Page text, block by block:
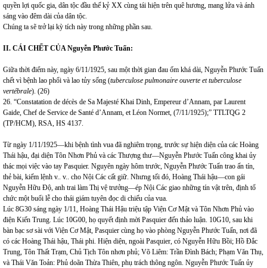
quyền lợi quốc gia, dân tộc đầu thế kỷ XX cùng tái hiện trên quê hương, mang lửa và ánh
sáng vào đêm dài của dân tộc.
Chúng ta sẽ trở lại kỳ tích này trong những phần sau.
II. CÁI CHẾT CỦA Nguyễn Phước Tuấn:
Giữa thời điểm này, ngày 6/11/1925, sau một thời gian đau ốm khá dài, Nguyễn Phước Tuấn
chết vì bệnh lao phổi và lao tủy sống (tuberculose pulmonaire ouverte et tuberculose
vertébrale). (26)
26. “Constatation de décès de Sa Majesté Khai Dinh, Empereur d’Annam, par Laurent
Gaide, Chef de Service de Santé d’Annam, et Léon Normet, (7/11/1925);” TTLTQG 2
(TP/HCM), RSA, HS 4137.
Từ ngày 1/11/1925—khi bệnh tình vua đã nghiêm trọng, trước sự hiện diện của các Hoàng
Thái hậu, đại diện Tôn Nhơn Phủ và các Thượng thư—Nguyễn Phước Tuấn công khai ủy
thác mọi việc vào tay Pasquier. Nguyên ngày hôm trước, Nguyễn Phước Tuấn trao ấn tín,
thẻ bài, kiếm lệnh v.. v.. cho Nội Các cất giữ. Nhưng tối đó, Hoàng Thái hậu—con gái
Nguyễn Hữu Độ, anh trai làm Thị vệ trưởng—ép Nội Các giao những tín vật trên, định tổ
chức một buổi lễ cho thái giám tuyên đọc di chiếu của vua.
Lúc 8G30 sáng ngày 1/11, Hoàng Thái Hậu triệu tập Viện Cơ Mật và Tôn Nhơn Phủ vào
điện Kiến Trung. Lúc 10G00, họ quyết định mời Pasquier đến thảo luận. 10G10, sau khi
bàn bạc sơ sài với Viện Cơ Mật, Pasquier cùng họ vào phòng Nguyễn Phước Tuấn, nơi đã
có các Hoàng Thái hậu, Thái phi. Hiện diện, ngoài Pasquier, có Nguyễn Hữu Bồi; Hồ Đắc
Trung, Tôn Thất Trạm, Chủ Tịch Tôn nhơn phủ; Võ Liêm: Trần Đình Bách; Phạm Văn Thụ,
và Thái Văn Toản: Phủ doãn Thừa Thiên, phụ trách thông ngôn. Nguyễn Phước Tuấn ủy